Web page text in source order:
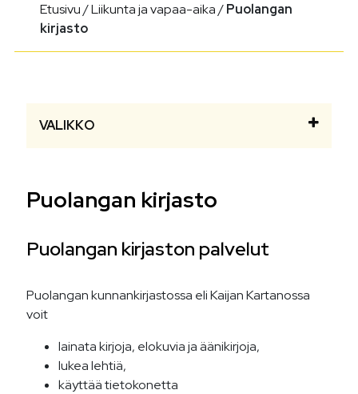
Etusivu/Liikunta ja vapaa-aika/Puolangan
kirjasto
VALIKKO
Puolangan kirjasto
Puolangan kirjaston palvelut
Puolangan kunnankirjastossa eli Kaijan Kartanossa
voit
lainata kirjoja, elokuvia ja äänikirjoja,
lukea lehtiä,
käyttää tietokonetta